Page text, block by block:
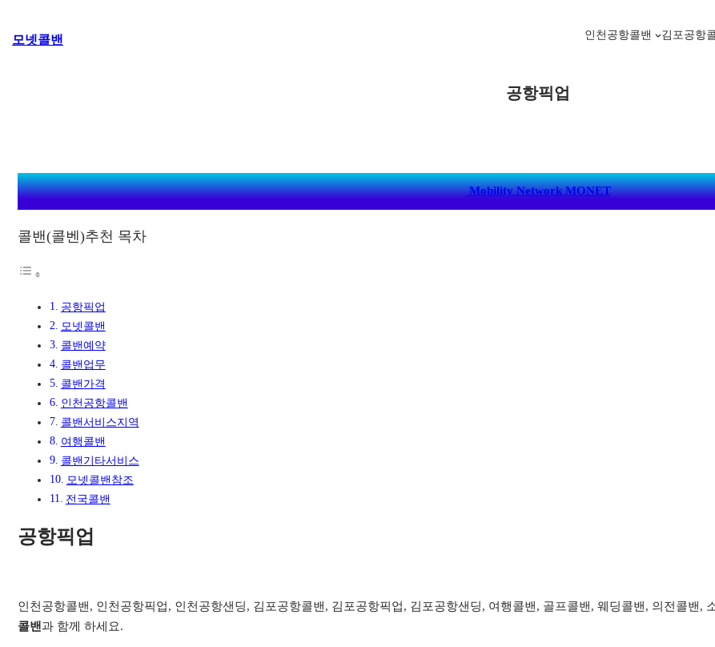
텐
모넷콜밴 인천공항콜밴 김포공항
공항픽업
Mobility Network MONET
콜밴(콜벤)추천 목차
공항픽업
모넷콜밴
콜밴예약
콜밴업무
콜밴가격
인천공항콜밴
콜밴서비스지역​
여행콜밴​
콜밴기타서비스​
모넷콜밴참조
전국콜밴
공항픽업
인천공항콜밴, 인천공항픽업, 인천공항샌딩, 김포공항콜밴, 김포공항픽업, 김포공항샌딩, 여행콜밴, 골프콜밴, 웨딩콜밴, 의전콜밴,
콜밴과 함께 하세요.